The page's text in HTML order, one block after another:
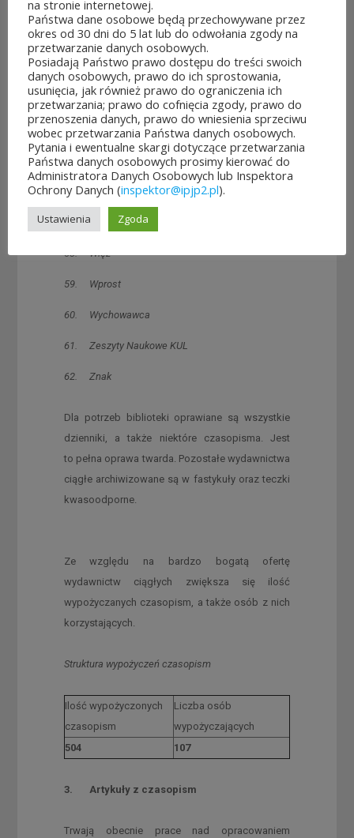
50. Sprawy Międzynarodowe
51. Studia nad Rodziną
52. Studia Teologica Varsaviensia
53. Teatr
54. Teologia Polska na XXI wiek
55. Totus Tuus
56. W Drodze
57 Warszawskie Studia Teologiczne
58. Więź
59. Wprost
60. Wychowawca
61. Zeszyty Naukowe KUL
62. Znak
Dla potrzeb biblioteki oprawiane są wszystkie
dzienniki, a także niektóre czasopisma. Jest
to pełna oprawa twarda. Pozostałe wydawnictwa
ciągłe archiwizowane są w fastykuły oraz teczki
kwasoodporne.
Ze względu na bardzo bogatą ofertę
wydawnictw ciągłych zwiększa się ilość
wypożyczanych czasopism, a także osób z nich
korzystających.
Struktura wypożyczeń czasopism
Ilość wypożyczonych
czasopism
Liczba osób
wypożyczających
504
107
3. Artykuły z czasopism
Trwają obecnie prace nad opracowaniem
na stronie internetowej.
Państwa dane osobowe będą przechowywane przez
okres od 30 dni do 5 lat lub do odwołania zgody na
przetwarzanie danych osobowych.
Posiadają Państwo prawo dostępu do treści swoich
danych osobowych, prawo do ich sprostowania,
usunięcia, jak również prawo do ograniczenia ich
przetwarzania; prawo do cofnięcia zgody, prawo do
przenoszenia danych, prawo do wniesienia sprzeciwu
wobec przetwarzania Państwa danych osobowych.
Pytania i ewentualne skargi dotyczące przetwarzania
Państwa danych osobowych prosimy kierować do
Administratora Danych Osobowych lub Inspektora
Ochrony Danych (inspektor@ipjp2.pl).
Ustawienia Zgoda